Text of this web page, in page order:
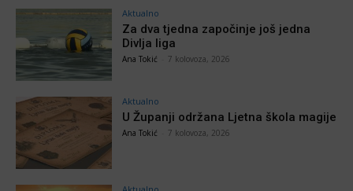
Aktualno
Za dva tjedna započinje još jedna
Divlja liga
Ana Tokić 7 kolovoza, 2026
Aktualno
U Županji održana Ljetna škola magije
Ana Tokić 7 kolovoza, 2026